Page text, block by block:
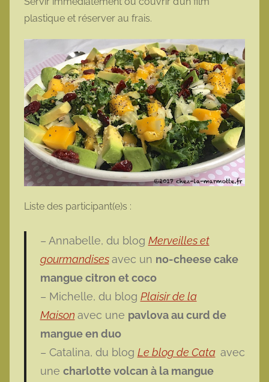
plastique et réserver au frais.
Liste des participant(e)s :
– Annabelle, du blog Merveilles et
gourmandises avec un no-cheese cake
mangue citron et coco
– Michelle, du blog Plaisir de la
Maison avec une pavlova au curd de
mangue en duo
– Catalina, du blog Le blog de Cata avec
une charlotte volcan à la mangue